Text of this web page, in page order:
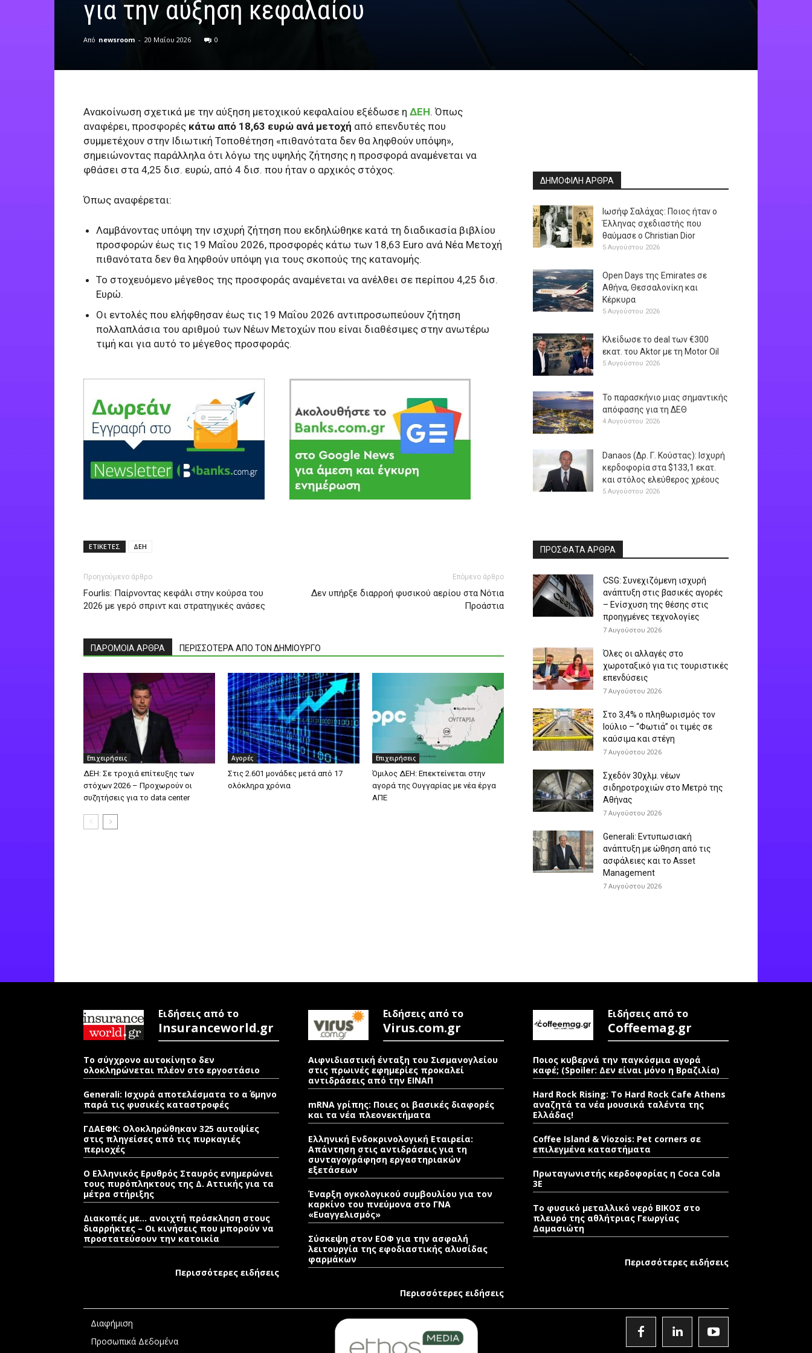
για την αύξηση κεφαλαίου
Από newsroom - 20 Μαΐου 2026 0
Ανακοίνωση σχετικά με την αύξηση μετοχικού κεφαλαίου εξέδωσε η ΔΕΗ. Όπως
αναφέρει, προσφορές κάτω από 18,63 ευρώ ανά μετοχή από επενδυτές που
συμμετέχουν στην Ιδιωτική Τοποθέτηση «πιθανότατα δεν θα ληφθούν υπόψη»,
σημειώνοντας παράλληλα ότι λόγω της υψηλής ζήτησης η προσφορά αναμένεται να
φθάσει στα 4,25 δισ. ευρώ, από 4 δισ. που ήταν ο αρχικός στόχος.
Όπως αναφέρεται:
Λαμβάνοντας υπόψη την ισχυρή ζήτηση που εκδηλώθηκε κατά τη διαδικασία βιβλίου
προσφορών έως τις 19 Μαΐου 2026, προσφορές κάτω των 18,63 Euro ανά Νέα Μετοχή
πιθανότατα δεν θα ληφθούν υπόψη για τους σκοπούς της κατανομής.
Το στοχευόμενο μέγεθος της προσφοράς αναμένεται να ανέλθει σε περίπου 4,25 δισ.
Ευρώ.
Οι εντολές που ελήφθησαν έως τις 19 Μαΐου 2026 αντιπροσωπεύουν ζήτηση
πολλαπλάσια του αριθμού των Νέων Μετοχών που είναι διαθέσιμες στην ανωτέρω
τιμή και για αυτό το μέγεθος προσφοράς.
ΕΤΙΚΕΤΕΣ ΔΕΗ
Προηγούμενο άρθρο
Fourlis: Παίρνοντας κεφάλι στην κούρσα του
2026 με γερό σπριντ και στρατηγικές ανάσες
Επόμενο άρθρο
Δεν υπήρξε διαρροή φυσικού αερίου στα Νότια
Προάστια
ΠΑΡΟΜΟΙΑ ΑΡΘΡΑ ΠΕΡΙΣΣΟΤΕΡΑ ΑΠΟ ΤΟΝ ΔΗΜΙΟΥΡΓΟ
Επιχειρήσεις
ΔΕΗ: Σε τροχιά επίτευξης των
στόχων 2026 – Προχωρούν οι
συζητήσεις για το data center
Αγορές
Στις 2.601 μονάδες μετά από 17
ολόκληρα χρόνια
Επιχειρήσεις
Όμιλος ΔΕΗ: Επεκτείνεται στην
αγορά της Ουγγαρίας με νέα έργα
ΑΠΕ
ΔΗΜΟΦΙΛΗ ΑΡΘΡΑ
Ιωσήφ Σαλάχας: Ποιος ήταν ο
Έλληνας σχεδιαστής που
θαύμασε ο Christian Dior
5 Αυγούστου 2026
Open Days της Emirates σε
Αθήνα, Θεσσαλονίκη και
Κέρκυρα
5 Αυγούστου 2026
Κλείδωσε το deal των €300
εκατ. του Aktor με τη Μotor Oil
5 Αυγούστου 2026
Το παρασκήνιο μιας σημαντικής
απόφασης για τη ΔΕΘ
4 Αυγούστου 2026
Danaos (Δρ. Γ. Κούστας): Ισχυρή
κερδοφορία στα $133,1 εκατ.
και στόλος ελεύθερος χρέους
5 Αυγούστου 2026
ΠΡΟΣΦΑΤΑ ΑΡΘΡΑ
CSG: Συνεχιζόμενη ισχυρή
ανάπτυξη στις βασικές αγορές
– Ενίσχυση της θέσης στις
προηγμένες τεχνολογίες
7 Αυγούστου 2026
Όλες οι αλλαγές στο
χωροταξικό για τις τουριστικές
επενδύσεις
7 Αυγούστου 2026
Στο 3,4% ο πληθωρισμός τον
Ιούλιο – “Φωτιά” οι τιμές σε
καύσιμα και στέγη
7 Αυγούστου 2026
Σχεδόν 30χλμ. νέων
σιδηροτροχιών στο Μετρό της
Αθήνας
7 Αυγούστου 2026
Generali: Eντυπωσιακή
ανάπτυξη με ώθηση από τις
ασφάλειες και το Asset
Management
7 Αυγούστου 2026
Ειδήσεις από το
Insuranceworld.gr
Το σύγχρονο αυτοκίνητο δεν
ολοκληρώνεται πλέον στο εργοστάσιο
Generali: Ισχυρά αποτελέσματα το α΄ 6μηνο
παρά τις φυσικές καταστροφές
ΓΔΑΕΦΚ: Ολοκληρώθηκαν 325 αυτοψίες
στις πληγείσες από τις πυρκαγιές
περιοχές
Ο Ελληνικός Ερυθρός Σταυρός ενημερώνει
τους πυρόπληκτους της Δ. Αττικής για τα
μέτρα στήριξης
Διακοπές με… ανοιχτή πρόσκληση στους
διαρρήκτες – Οι κινήσεις που μπορούν να
προστατεύσουν την κατοικία
Περισσότερες ειδήσεις
Ειδήσεις από το
Virus.com.gr
Αιφνιδιαστική ένταξη του Σισμανογλείου
στις πρωινές εφημερίες προκαλεί
αντιδράσεις από την ΕΙΝΑΠ
mRNA γρίπης: Ποιες οι βασικές διαφορές
και τα νέα πλεονεκτήματα
Ελληνική Ενδοκρινολογική Εταιρεία:
Απάντηση στις αντιδράσεις για τη
συνταγογράφηση εργαστηριακών
εξετάσεων
Έναρξη ογκολογικού συμβουλίου για τον
καρκίνο του πνεύμονα στο ΓΝΑ
«Ευαγγελισμός»
Σύσκεψη στον ΕΟΦ για την ασφαλή
λειτουργία της εφοδιαστικής αλυσίδας
φαρμάκων
Περισσότερες ειδήσεις
Ειδήσεις από το
Coffeemag.gr
Ποιος κυβερνά την παγκόσμια αγορά
καφέ; (Spoiler: Δεν είναι μόνο η Βραζιλία)
Hard Rock Rising: Το Hard Rock Cafe Athens
αναζητά τα νέα μουσικά ταλέντα της
Ελλάδας!
Coffee Island & Viozois: Pet corners σε
επιλεγμένα καταστήματα
Πρωταγωνιστής κερδοφορίας η Coca Cola
3E
Το φυσικό μεταλλικό νερό ΒΙΚΟΣ στο
πλευρό της αθλήτριας Γεωργίας
Δαμασιώτη
Περισσότερες ειδήσεις
Διαφήμιση
Προσωπικά Δεδομένα